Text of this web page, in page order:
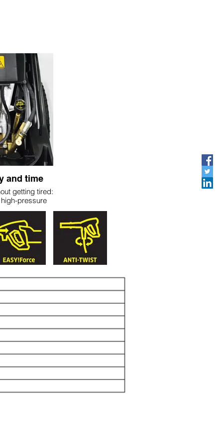
and time
getting tired:
pressure
release
robust. And
screws.